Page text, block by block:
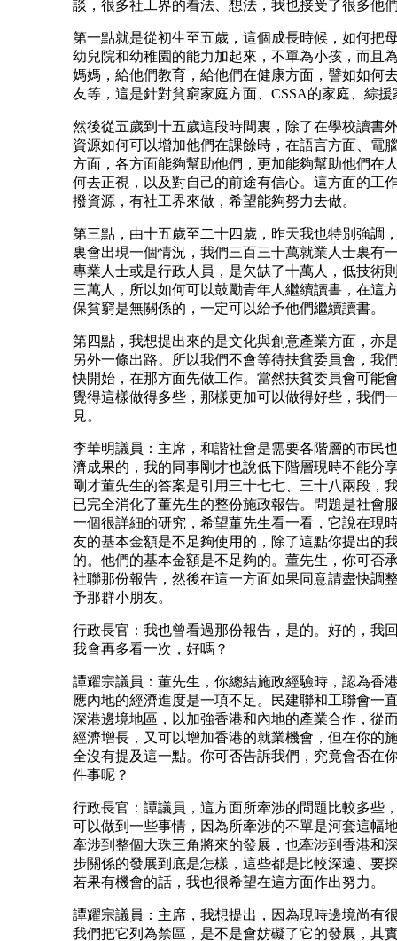
談，很多社工界的看法、想法，我也接受了很多他
第一點就是從初生至五歲，這個成長時候，如何把
幼兒院和幼稚園的能力加起來，不單為小孩，而且
媽媽，給他們教育，給他們在健康方面，譬如如何
友等，這是針對貧窮家庭方面、CSSA的家庭、綜援
然後從五歲到十五歲這段時間裏，除了在學校讀書
資源如何可以增加他們在課餘時，在語言方面、電
方面，各方面能夠幫助他們，更加能夠幫助他們在
何去正視，以及對自己的前途有信心。這方面的工
撥資源，有社工界來做，希望能夠努力去做。
第三點，由十五歲至二十四歲，昨天我也特別強調
裏會出現一個情況，我們三百三十萬就業人士裏有
專業人士或是行政人員，是欠缺了十萬人，低技術
三萬人，所以如何可以鼓勵青年人繼續讀書，在這
保貧窮是無關係的，一定可以給予他們繼續讀書。
第四點，我想提出來的是文化與創意產業方面，亦
另外一條出路。所以我們不會等待扶貧委員會，我
快開始，在那方面先做工作。當然扶貧委員會可能
覺得這樣做得多些，那樣更加可以做得好些，我們
見。
李華明議員：主席，和諧社會是需要各階層的市民
濟成果的，我的同事剛才也說低下階層現時不能分
剛才董先生的答案是引用三十七七、三十八兩段，
已完全消化了董先生的整份施政報告。問題是社會
一個很詳細的研究，希望董先生看一看，它說在現
友的基本金額是不足夠使用的，除了這點你提出的
的。他們的基本金額是不足夠的。董先生，你可否
社聯那份報告，然後在這一方面如果同意請盡快調
予那群小朋友。
行政長官：我也曾看過那份報告，是的。好的，我
我會再多看一次，好嗎？
譚耀宗議員：董先生，你總結施政經驗時，認為香
應內地的經濟進度是一項不足。民建聯和工聯會一
深港邊境地區，以加強香港和內地的產業合作，從
經濟增長，又可以增加香港的就業機會，但在你的
全沒有提及這一點。你可否告訴我們，究竟會否在
件事呢？
行政長官：譚議員，這方面所牽涉的問題比較多些
可以做到一些事情，因為所牽涉的不單是河套這幅
牽涉到整個大珠三角將來的發展，也牽涉到香港和
步關係的發展到底是怎樣，這些都是比較深遠、要
若果有機會的話，我也很希望在這方面作出努力。
譚耀宗議員：主席，我想提出，因為現時邊境尚有
我們把它列為禁區，是不是會妨礙了它的發展，其